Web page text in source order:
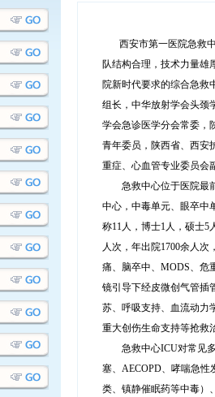
西安市第一医院急救中
队结构合理，技术力量雄
院新时代要求的综合急救
组长，中华放射学会头颈
学会急诊医学分会常委，
青年委员，陕西省、西安
重症、心血管专业委员会
急救中心位于医院最
中心 ， 中毒单元、眼卒中
称11人，博士1人，硕士5
人次，年出院1700余人次
痛、脑卒中、 MODS、危
镜引导下经皮微创气管插
苏、呼吸支持、血流动力
重大创伤生命支持等抢救
急救中心ICU对常见
塞、AECOPD、哮喘急
类、镇静催眠药等中毒）